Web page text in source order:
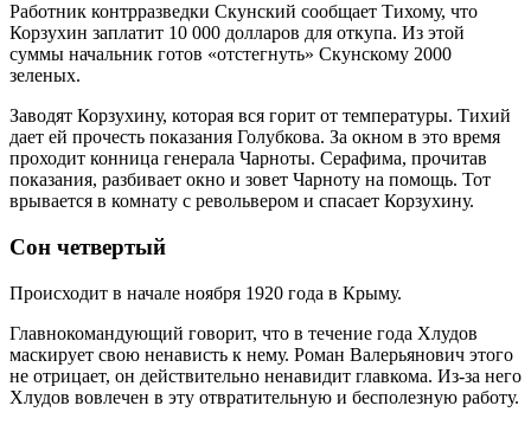
Работник контрразведки Скунский сообщает Тихому, что
Корзухин заплатит 10 000 долларов для откупа. Из этой
суммы начальник готов «отстегнуть» Скунскому 2000
зеленых.
Заводят Корзухину, которая вся горит от температуры. Тихий
дает ей прочесть показания Голубкова. За окном в это время
проходит конница генерала Чарноты. Серафима, прочитав
показания, разбивает окно и зовет Чарноту на помощь. Тот
врывается в комнату с револьвером и спасает Корзухину.
Сон четвертый
Происходит в начале ноября 1920 года в Крыму.
Главнокомандующий говорит, что в течение года Хлудов
маскирует свою ненависть к нему. Роман Валерьянович этого
не отрицает, он действительно ненавидит главкома. Из-за него
Хлудов вовлечен в эту отвратительную и бесполезную работу.